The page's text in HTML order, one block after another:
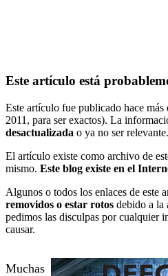
Este artículo está
Este artículo fue publicado hace más
2011, para ser exactos). La
desactualizada o ya no ser relevante.
El artículo existe como archivo de
mismo. Este blog existe en el
Algunos o todos los enlaces de este
removidos o estar rotos debido a la
pedimos las disculpas por cualquier
causar.
Muchas